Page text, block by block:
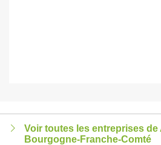
Voir toutes les entreprises
Bourgogne-Franche-Comté